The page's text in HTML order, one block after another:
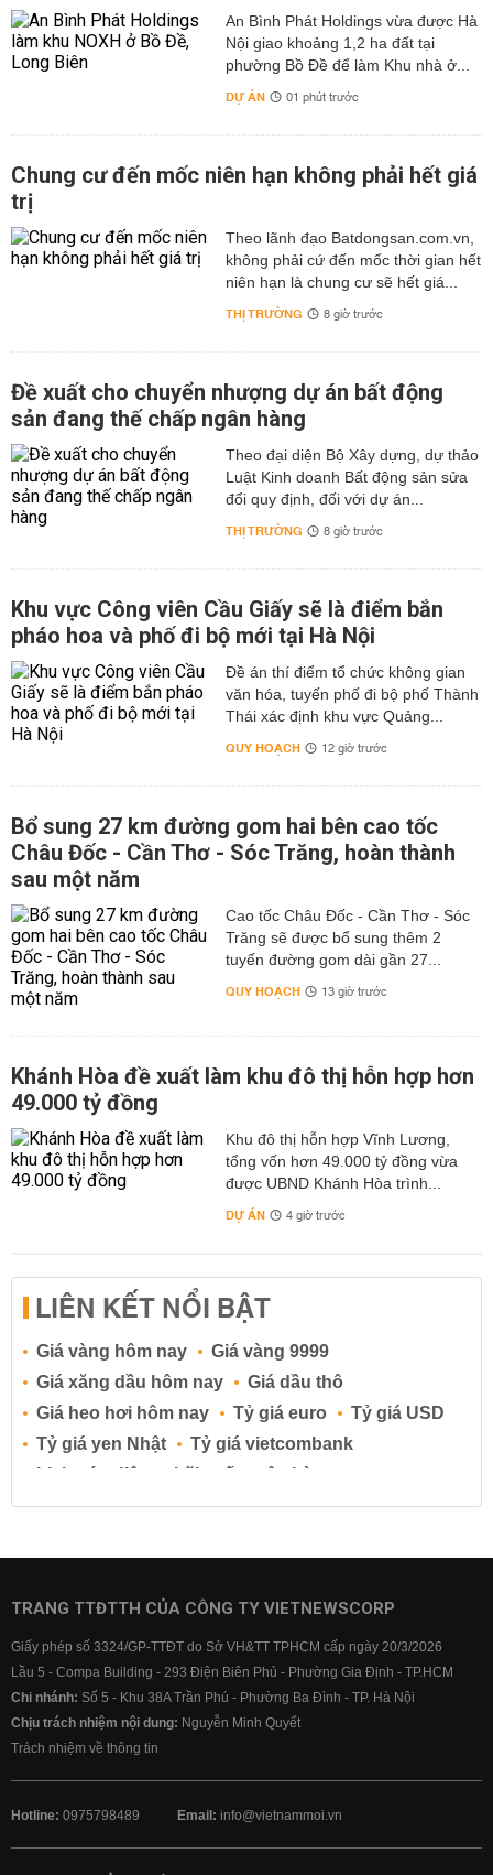
An Bình Phát Holdings vừa được Hà
Nội giao khoảng 1,2 ha đất tại
phường Bồ Đề để làm Khu nhà ở...
DỰ ÁN 01 phút trước
Chung cư đến mốc niên hạn không phải hết giá
trị
Theo lãnh đạo Batdongsan.com.vn,
không phải cứ đến mốc thời gian hết
niên hạn là chung cư sẽ hết giá...
THỊ TRƯỜNG 8 giờ trước
Đề xuất cho chuyển nhượng dự án bất động
sản đang thế chấp ngân hàng
Theo đại diện Bộ Xây dựng, dự thảo
Luật Kinh doanh Bất động sản sửa
đổi quy định, đối với dự án...
THỊ TRƯỜNG 8 giờ trước
Khu vực Công viên Cầu Giấy sẽ là điểm bắn
pháo hoa và phố đi bộ mới tại Hà Nội
Đề án thí điểm tổ chức không gian
văn hóa, tuyến phố đi bộ phố Thành
Thái xác định khu vực Quảng...
QUY HOẠCH 12 giờ trước
Bổ sung 27 km đường gom hai bên cao tốc
Châu Đốc - Cần Thơ - Sóc Trăng, hoàn thành
sau một năm
Cao tốc Châu Đốc - Cần Thơ - Sóc
Trăng sẽ được bổ sung thêm 2
tuyến đường gom dài gần 27...
QUY HOẠCH 13 giờ trước
Khánh Hòa đề xuất làm khu đô thị hỗn hợp hơn
49.000 tỷ đồng
Khu đô thị hỗn hợp Vĩnh Lương,
tổng vốn hơn 49.000 tỷ đồng vừa
được UBND Khánh Hòa trình...
DỰ ÁN 4 giờ trước
LIÊN KẾT NỔI BẬT
Giá vàng hôm nay
Giá vàng 9999
Giá xăng dầu hôm nay
Giá dầu thô
Giá heo hơi hôm nay
Tỷ giá euro
Tỷ giá USD
Tỷ giá yen Nhật
Tỷ giá vietcombank
Lịch cúp điện
Lãi suất ngân hàng
Lãi suất tiết kiệm
Lãi suất tiền gửi
Lãi suất ngân hàng BIDV
Lãi suất ngân hàng Vietcombank
TRANG TTĐTTH CỦA CÔNG TY VIETNEWSCORP
Giấy phép số 3324/GP-TTĐT do Sở VH&TT TPHCM cấp ngày 20/3/2026
Lầu 5 - Compa Building - 293 Điện Biên Phủ - Phường Gia Định - TP.HCM
Chi nhánh: Số 5 - Khu 38A Trần Phú - Phường Ba Đình - TP. Hà Nội
Chịu trách nhiệm nội dung: Nguyễn Minh Quyết
Trách nhiệm về thông tin
Hotline: 0975798489 Email: info@vietnammoi.vn